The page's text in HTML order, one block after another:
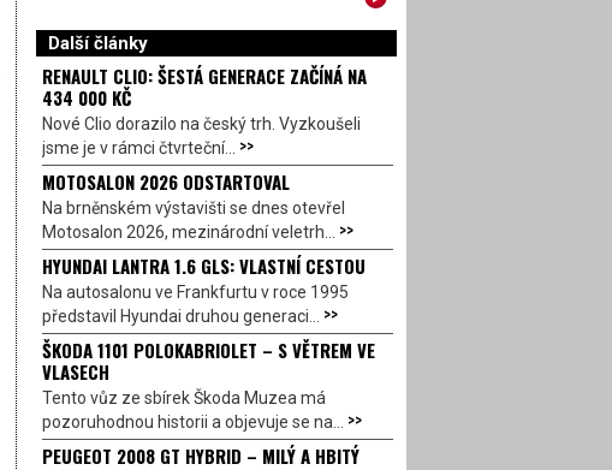
Další články
RENAULT CLIO: ŠESTÁ GENERACE ZAČÍNÁ NA
434 000 KČ
Nové Clio dorazilo na český trh. Vyzkoušeli
jsme je v rámci čtvrteční... >>
MOTOSALON 2026 ODSTARTOVAL
Na brněnském výstavišti se dnes otevřel
Motosalon 2026, mezinárodní veletrh... >>
HYUNDAI LANTRA 1.6 GLS: VLASTNÍ CESTOU
Na autosalonu ve Frankfurtu v roce 1995
představil Hyundai druhou generaci... >>
ŠKODA 1101 POLOKABRIOLET – S VĚTREM VE
VLASECH
Tento vůz ze sbírek Škoda Muzea má
pozoruhodnou historii a objevuje se na... >>
PEUGEOT 2008 GT HYBRID – MILÝ A HBITÝ